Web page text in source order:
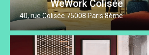
WeWork Colisée
40, rue Colisée 75008 Paris 8ème